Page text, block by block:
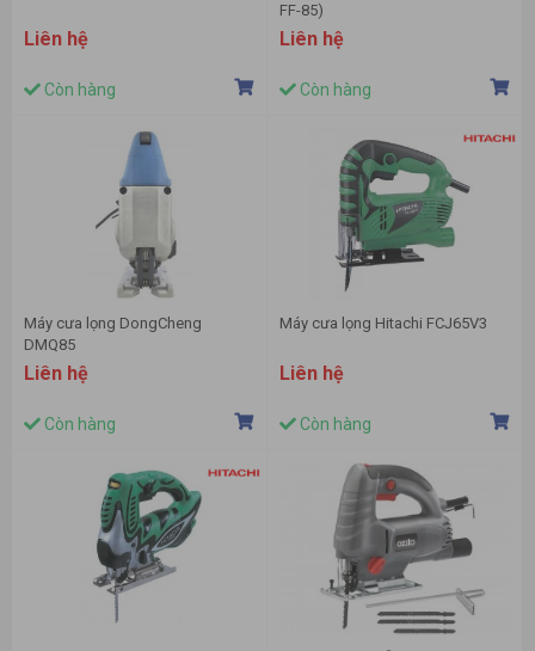
Liên hệ
Còn hàng
FF-85)
Liên hệ
Còn hàng
Máy cưa lọng DongCheng
DMQ85
Liên hệ
Còn hàng
Máy cưa lọng Hitachi FCJ65V3
Liên hệ
Còn hàng